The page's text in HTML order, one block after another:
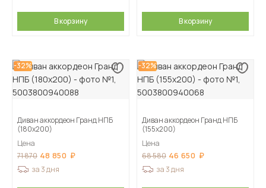
В корзину В корзину
-32%
Диван аккордеон Гранд НПБ
(180х200)
Цена
71 870 48 850
за 3 дня
-32%
Диван аккордеон Гранд НПБ
(155х200)
Цена
68 580 46 650
за 3 дня